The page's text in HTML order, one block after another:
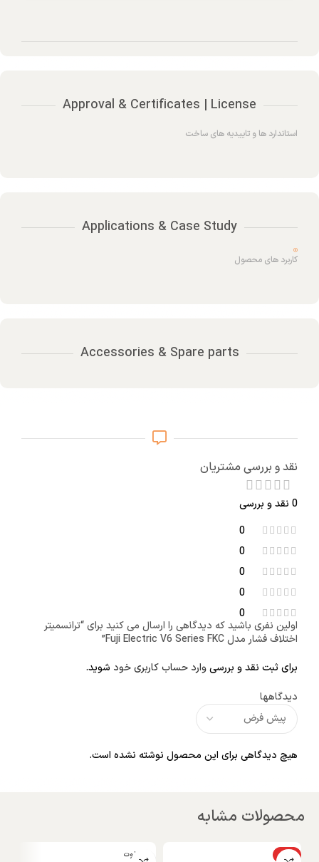
Approval & Certificates | License
استاندارد ها و تاییدیه های ساخت
Applications & Case Study
کاربرد های محصول
Accessories & Spare parts
نقد و بررسی مشتریان
0 نقد و بررسی
0
0
0
0
0
دیدگاهها
هیچ دیدگاهی برای این محصول نوشته نشده است.
اولین نفری باشید که دیدگاهی را ارسال می کنید برای “ترانسمیتر
اختلاف فشار مدل Fuji Electric V6 Series FKC”
برای ثبت نقد و بررسیوارد حساب کاربری خود شوید.
محصولات مشابه
ویژه
ابسولوت